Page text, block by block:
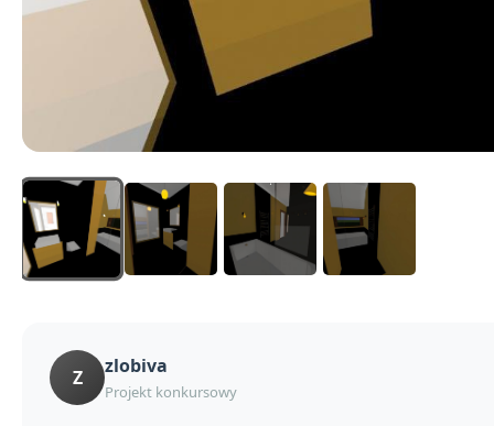
Z zlobiva
Projekt konkursowy